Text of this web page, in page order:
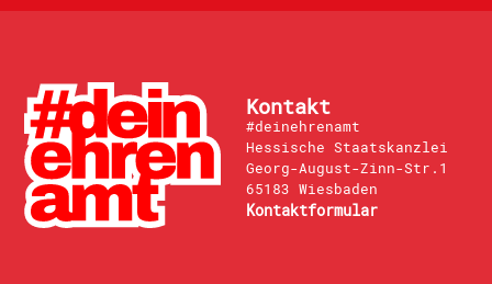
Kontakt
#deinehrenamt
Hessische Staatskanzlei
Georg-August-Zinn-Str.1
65183 Wiesbaden
Kontaktformular